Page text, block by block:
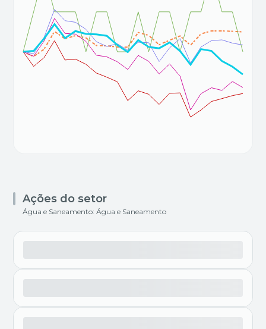
Ações do setor
Água e Saneamento: Água e Saneamento